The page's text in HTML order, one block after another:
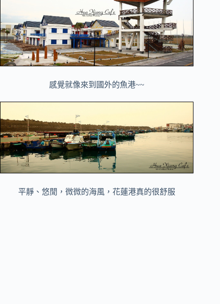
感覺就像來到國外的魚港~~
平靜、悠閒，微微的海風，花蓮港真的很舒服